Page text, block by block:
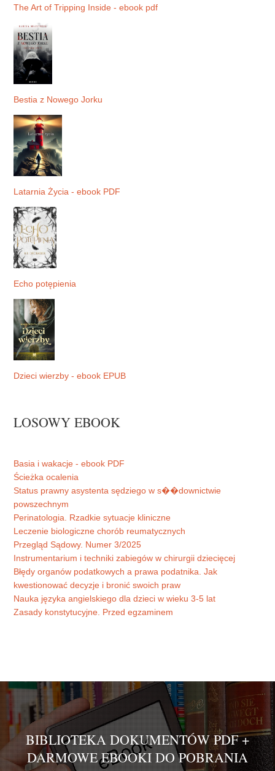
The Art of Tripping Inside - ebook pdf
Bestia z Nowego Jorku
Latarnia Życia - ebook PDF
Echo potępienia
Dzieci wierzby - ebook EPUB
LOSOWY EBOOK
Basia i wakacje - ebook PDF
Ścieżka ocalenia
Status prawny asystenta sędziego w s��downictwie
powszechnym
Perinatologia. Rzadkie sytuacje kliniczne
Leczenie biologiczne chorób reumatycznych
Przegląd Sądowy. Numer 3/2025
Instrumentarium i techniki zabiegów w chirurgii dziecięcej
Błędy organów podatkowych a prawa podatnika. Jak
kwestionować decyzje i bronić swoich praw
Nauka języka angielskiego dla dzieci w wieku 3-5 lat
Zasady konstytucyjne. Przed egzaminem
BIBLIOTEKA DOKUMENTÓW PDF +
DARMOWE EBOOKI DO POBRANIA